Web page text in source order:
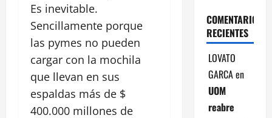
Es inevitable.
Sencillamente porque
las pymes no pueden
cargar con la mochila
que llevan en sus
espaldas más de $
400.000 millones de
COMENTARIOS
RECIENTES
LOVATO
GARCAen
UOM
reabre